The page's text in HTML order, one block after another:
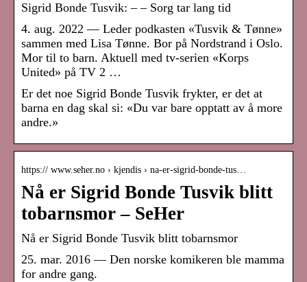
Sigrid Bonde Tusvik: – – Sorg tar lang tid
4. aug. 2022 — Leder podkasten «Tusvik & Tønne»
sammen med Lisa Tønne. Bor på Nordstrand i Oslo.
Mor til to barn. Aktuell med tv-serien «Korps
United» på TV 2 …
Er det noe Sigrid Bonde Tusvik frykter, er det at
barna en dag skal si: «Du var bare opptatt av å more
andre.»
https:// www.seher.no › kjendis › na-er-sigrid-bonde-tus…
Nå er Sigrid Bonde Tusvik blitt
tobarnsmor – SeHer
Nå er Sigrid Bonde Tusvik blitt tobarnsmor
25. mar. 2016 — Den norske komikeren ble mamma
for andre gang.